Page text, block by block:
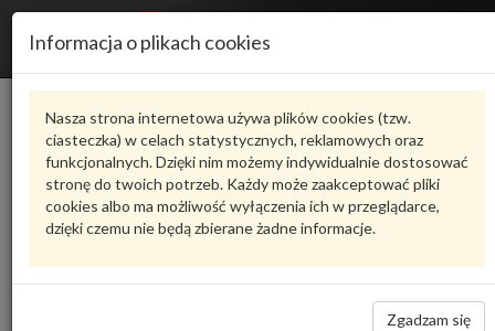
Informacja o plikach cookies
Nasza strona internetowa używa plików cookies (tzw.
ciasteczka) w celach statystycznych, reklamowych oraz
funkcjonalnych. Dzięki nim możemy indywidualnie dostosować
stronę do twoich potrzeb. Każdy może zaakceptować pliki
cookies albo ma możliwość wyłączenia ich w przeglądarce,
dzięki czemu nie będą zbierane żadne informacje.
Zgadzam się
Karta produktu
4M0827506DVAG
VAG - produkt oryginalny VW AUDI SEAT SKODA
ZAMEK KLAP 4M0827506D VAG